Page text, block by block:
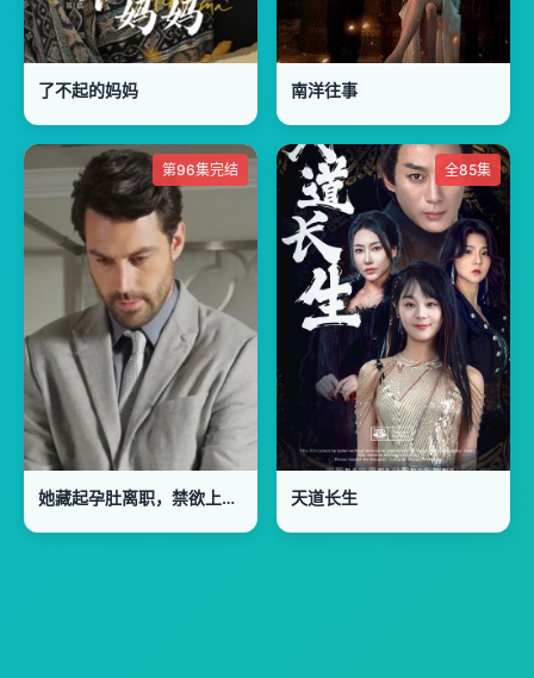
了不起的妈妈 南洋往事
第96集完结
她藏起孕肚离职，禁欲上司急疯了
全85集
天道长生